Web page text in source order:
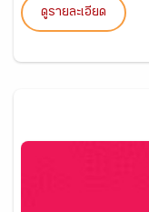
ดูรายละเอียด